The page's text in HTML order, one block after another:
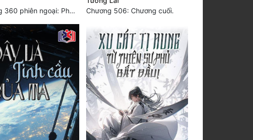
Chương 360 phiên ngoại: Phục sinh Bạch Long, gặp lại Tùy Phong Khởi Vũ
Chương 506: Chương cuối.